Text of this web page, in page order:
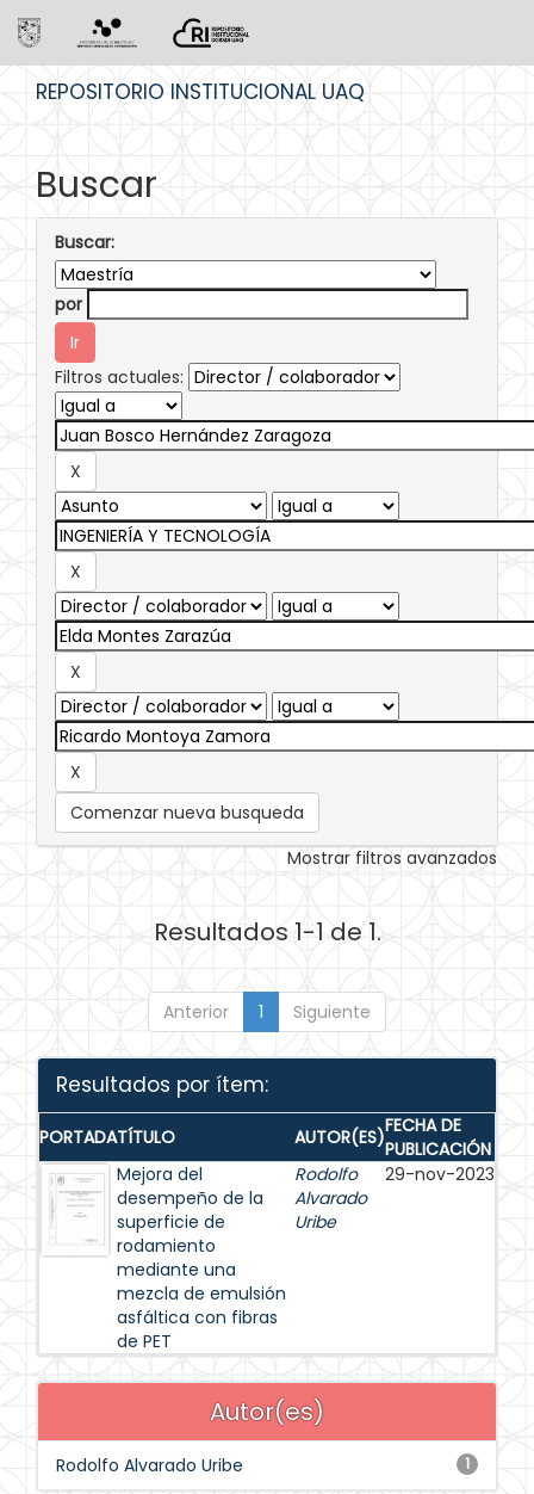
REPOSITORIO INSTITUCIONAL UAQ
Buscar
Buscar:
por
Filtros actuales:
Comenzar nueva busqueda
Mostrar filtros avanzados
Resultados 1-1 de 1.
Anterior 1 Siguiente
Resultados por ítem:
PORTADATÍTULO AUTOR(ES)FECHA DE
PUBLICACIÓN
Mejora del
desempeño de la
superficie de
rodamiento
mediante una
mezcla de emulsión
asfáltica con fibras
de PET
Rodolfo
Alvarado
Uribe
29-nov-2023
Autor(es)
1
Rodolfo Alvarado Uribe